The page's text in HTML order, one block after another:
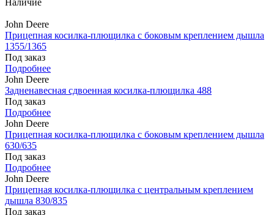
John Deere
Прицепная косилка-плющилка с боковым креплением дышла
1355/1365
Под заказ
Подробнее
John Deere
Задненавесная сдвоенная косилка-плющилка 488
Под заказ
Подробнее
John Deere
Прицепная косилка-плющилка с боковым креплением дышла
630/635
Под заказ
Подробнее
John Deere
Прицепная косилка-плющилка с центральным креплением
дышла 830/835
Под заказ